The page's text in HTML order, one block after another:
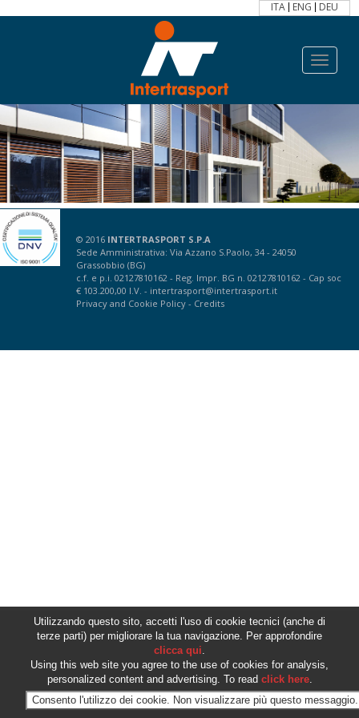
ITA ENG DEU
Toggle
© 2016 INTERTRASPORT S.P.A
Sede Amministrativa: Via Azzano S.Paolo, 34 - 24050
Grassobbio (BG)
c.f. e p.i. 02127810162 - Reg. Impr. BG n. 02127810162 - Cap soc
€ 103.200,00 I.V. - intertrasport@intertrasport.it
Privacyand Cookie Policy- Credits
Utilizzando questo sito, accetti l'uso di cookie tecnici (anche di
terze parti) per migliorare la tua navigazione. Per approfondire
clicca qui.
Using this web site you agree to the use of cookies for analysis,
personalized content and advertising. To read click here.